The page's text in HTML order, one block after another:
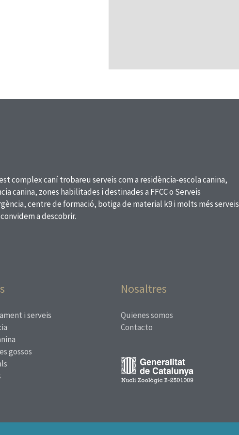
complex caní trobareu serveis com a residència-escola canina,
canina, zones habilitades i destinades a FFCC o Serveis
centre de formació, botiga de material k9 i molts més serveis
a descobrir.
i serveis
gossos
Nosaltres
Quienes somos
Contacto